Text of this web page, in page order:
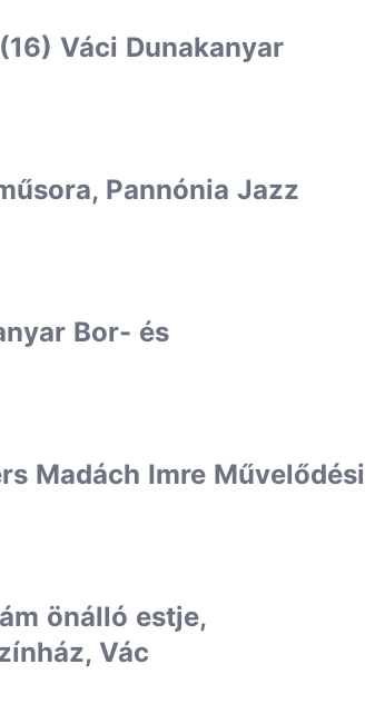
Váci Dunakanyar
Pannónia Jazz
Bor- és
Madách Imre Művelődési
önálló estje,
Vác